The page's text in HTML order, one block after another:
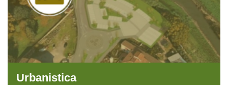
Urbanistica